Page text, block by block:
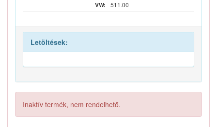
VW: 511.00
Letöltések:
Inaktív termék, nem rendelhető.